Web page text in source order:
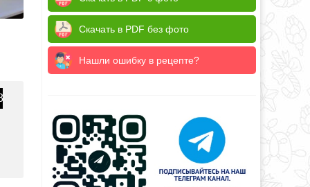
Скачать в PDF без фото
Нашли ошибку в рецепте?